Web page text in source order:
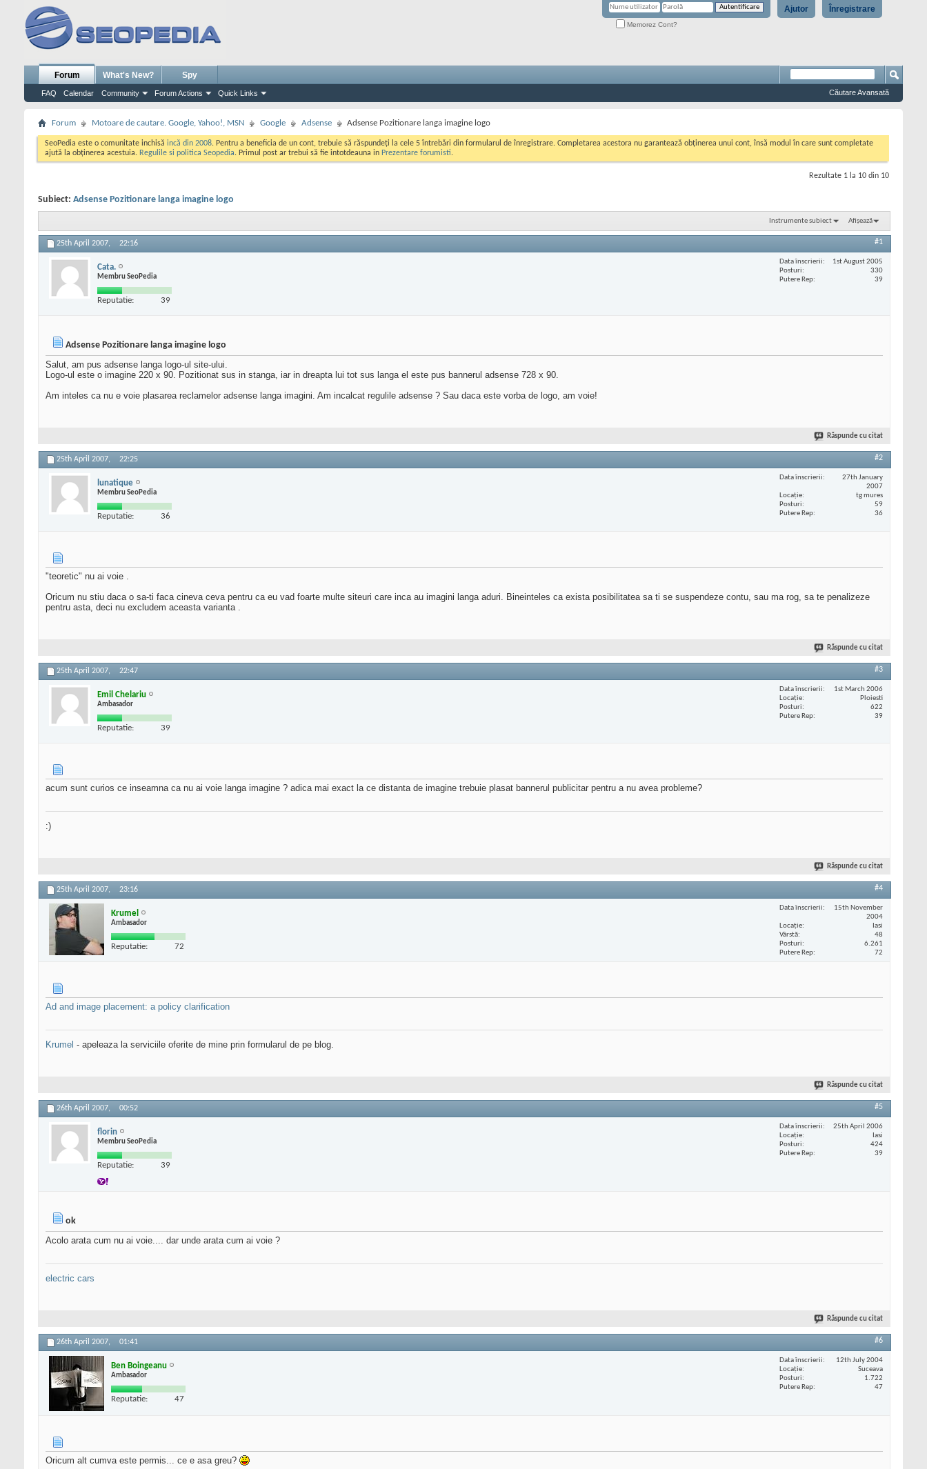
Înregistrare
Ajutor
Memorez Cont?
Forum
FAQ Calendar Community Forum Actions Quick Links
What's New? Spy
Căutare Avansată
Forum Motoare de cautare. Google, Yahoo!, MSN Google Adsense Adsense Pozitionare langa imagine logo
SeoPedia este o comunitate inchisă incă din 2008. Pentru a beneficia de un cont, trebuie să răspundeți la cele 5 întrebări din formularul de înregistrare. Completarea acestora nu garantează obținerea unui cont, însă modul în care sunt completate
ajută la obținerea acestuia. Regulile si politica Seopedia. Primul post ar trebui să fie intotdeauna in Prezentare forumisti.
Rezultate 1 la 10 din 10
Subiect: Adsense Pozitionare langa imagine logo
Instrumente subiect Afișează
25th April 2007, 22:16 #1
Cata.
Membru SeoPedia
Reputatie: 39
Data înscrierii
1st August 2005
Posturi
330
Putere Rep
39
Adsense Pozitionare langa imagine logo
Salut, am pus adsense langa logo-ul site-ului.
Logo-ul este o imagine 220 x 90. Pozitionat sus in stanga, iar in dreapta lui tot sus langa el este pus bannerul adsense 728 x 90.
Am inteles ca nu e voie plasarea reclamelor adsense langa imagini. Am incalcat regulile adsense ? Sau daca este vorba de logo, am voie!
Răspunde cu citat
25th April 2007, 22:25 #2
lunatique
Membru SeoPedia
Reputatie: 36
Data înscrierii
27th January
2007
Locaţie
tg mures
Posturi
59
Putere Rep
36
"teoretic" nu ai voie .
Oricum nu stiu daca o sa-ti faca cineva ceva pentru ca eu vad foarte multe siteuri care inca au imagini langa aduri. Bineinteles ca exista posibilitatea sa ti se suspendeze contu, sau ma rog, sa te penalizeze
pentru asta, deci nu excludem aceasta varianta .
Răspunde cu citat
25th April 2007, 22:47 #3
Emil Chelariu
Ambasador
Reputatie: 39
Data înscrierii
1st March 2006
Locaţie
Ploiesti
Posturi
622
Putere Rep
39
acum sunt curios ce inseamna ca nu ai voie langa imagine ? adica mai exact la ce distanta de imagine trebuie plasat bannerul publicitar pentru a nu avea probleme?
:)
Răspunde cu citat
25th April 2007, 23:16 #4
Krumel
Ambasador
Reputatie: 72
Data înscrierii
15th November
2004
Locaţie
Iasi
Vârstă
48
Posturi
6.261
Putere Rep
72
Ad and image placement: a policy clarification
Krumel - apeleaza la serviciile oferite de mine prin formularul de pe blog.
Răspunde cu citat
26th April 2007, 00:52 #5
florin
Membru SeoPedia
Reputatie: 39
Data înscrierii
25th April 2006
Locaţie
Iasi
Posturi
424
Putere Rep
39
ok
Acolo arata cum nu ai voie.... dar unde arata cum ai voie ?
electric cars
Răspunde cu citat
26th April 2007, 01:41 #6
Ben Boingeanu
Ambasador
Reputatie: 47
Data înscrierii
12th July 2004
Locaţie
Suceava
Posturi
1.722
Putere Rep
47
Oricum alt cumva este permis... ce e asa greu?